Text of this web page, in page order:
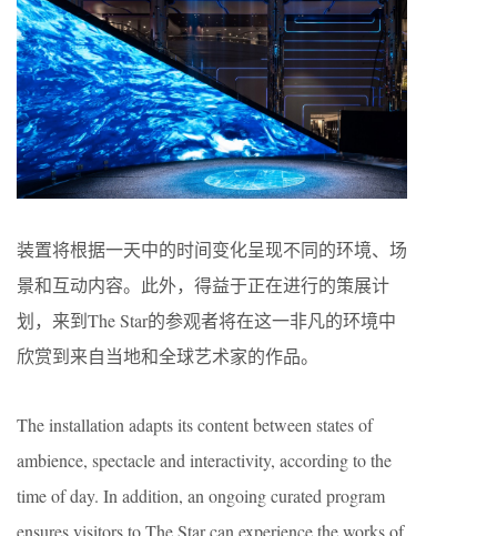
装置将根据一天中的时间变化呈现不同的环境、场
景和互动内容。此外，得益于正在进行的策展计
划，来到The Star的参观者将在这一非凡的环境中
欣赏到来自当地和全球艺术家的作品。
The installation adapts its content between states of
ambience, spectacle and interactivity, according to the
time of day. In addition, an ongoing curated program
ensures visitors to The Star can experience the works of